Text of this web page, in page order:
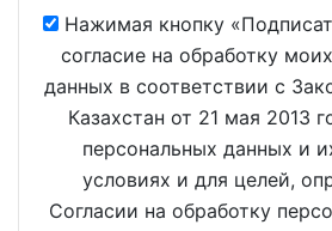
Нажимая кнопку
согласие на обработку
данных в соответствии с
Казахстан от 21 мая 2013
персональных данных и
условиях и для целей,
Согласии на обработку